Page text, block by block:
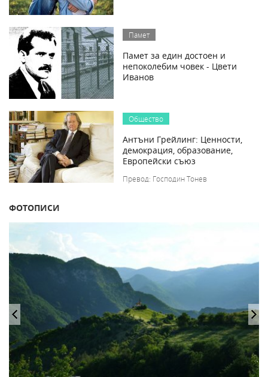
Памет
Памет за един достоен и
непоколебим човек - Цвети
Иванов
Общество
Антъни Грейлинг: Ценности,
демокрация, образование,
Европейски съюз
Превод: Господин Тонев
ФОТОПИСИ